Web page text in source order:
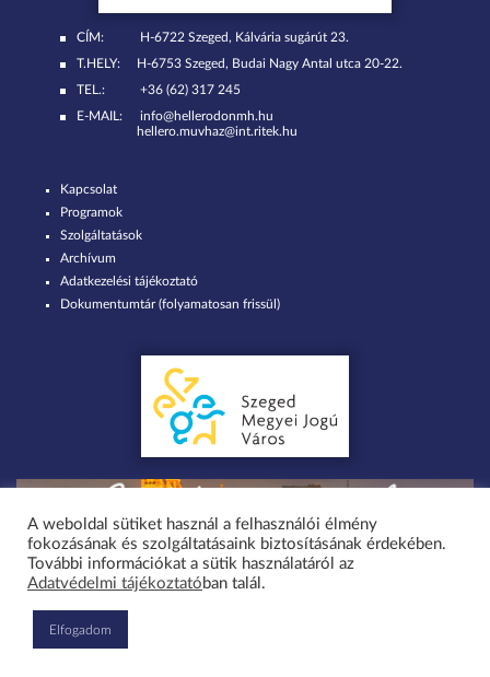
CÍM:
H-6722 Szeged, Kálvária sugárút 23.
T.HELY:
H-6753 Szeged, Budai Nagy Antal utca 20-22.
TEL.:
+36 (62) 317 245
E-MAIL:
info@hellerodonmh.hu
hellero.muvhaz@int.ritek.hu
Kapcsolat
Programok
Szolgáltatások
Archívum
Adatkezelési tájékoztató
Dokumentumtár (folyamatosan frissül)
Minden jog fenntartva 2026 © Szent-Györgyi Albert Agóra Heller Ödön
Művelődési Ház Szeged-Tápé / design by greenteam.hu
A weboldal sütiket használ a felhasználói élmény
fokozásának és szolgáltatásaink biztosításának érdekében.
További információkat a sütik használatáról az
Adatvédelmi tájékoztató ban talál.
Elfogadom